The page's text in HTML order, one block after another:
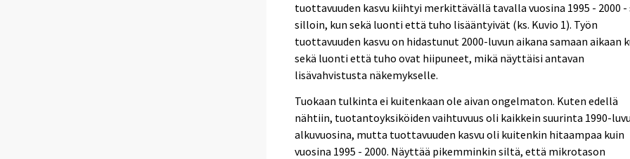
tuottavuuden kasvu kiihtyi merkittävällä tavalla vuosina 1995 - 2000 -
silloin, kun sekä luonti että tuho lisääntyivät (ks. Kuvio 1). Työn
tuottavuuden kasvu on hidastunut 2000-luvun aikana samaan aikaan
sekä luonti että tuho ovat hiipuneet, mikä näyttäisi antavan
lisävahvistusta näkemykselle.
Tuokaan tulkinta ei kuitenkaan ole aivan ongelmaton. Kuten edellä
nähtiin, tuotantoyksiköiden vaihtuvuus oli kaikkein suurinta 1990-
alkuvuosina, mutta tuottavuuden kasvu oli kuitenkin hitaampaa kuin
vuosina 1995 - 2000. Näyttää pikemminkin siltä, että mikrotason